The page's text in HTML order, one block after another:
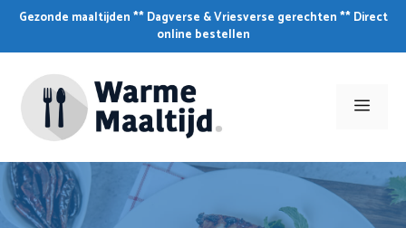
Skip
content
Gezonde maaltijden ** Dagverse & Vriesverse gerechten ** Direct
online bestellen
Menu